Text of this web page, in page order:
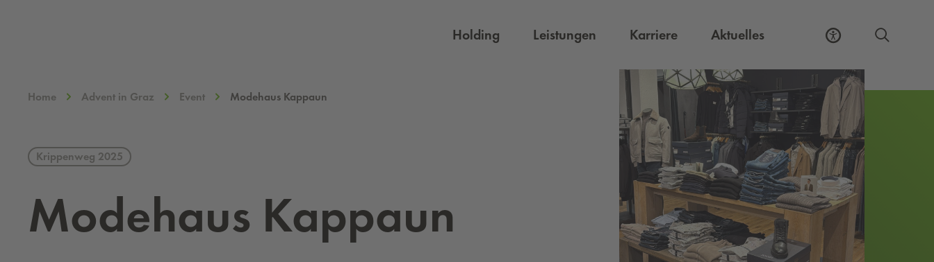
Holding Leistungen KarriereExterner Link, öffnet eine neue
Aktuelles
Home Advent in Graz Event Modehaus Kappaun
Krippenweg 2025
Mo­de­haus Kap­paun